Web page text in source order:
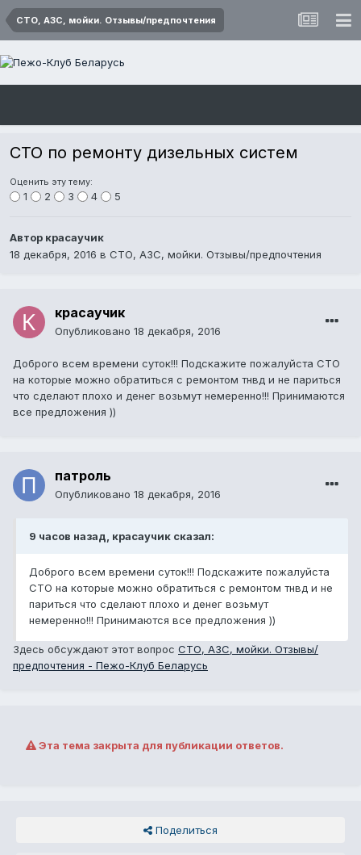
СТО, АЗС, мойки. Отзывы/предпочтения
СТО по ремонту дизельных систем
Оценить эту тему:
1 2 3 4 5
Автор красаучик
18 декабря, 2016 в СТО, АЗС, мойки. Отзывы/предпочтения
красаучик
Опубликовано 18 декабря, 2016
Доброго всем времени суток!!! Подскажите пожалуйста СТО
на которые можно обратиться с ремонтом тнвд и не париться
что сделают плохо и денег возьмут немеренно!!! Принимаются
все предложения ))
патроль
Опубликовано 18 декабря, 2016
9 часов назад, красаучик сказал:
Доброго всем времени суток!!! Подскажите пожалуйста
СТО на которые можно обратиться с ремонтом тнвд и не
париться что сделают плохо и денег возьмут
немеренно!!! Принимаются все предложения ))
Здесь обсуждают этот вопрос СТО, АЗС, мойки. Отзывы/
предпочтения - Пежо-Клуб Беларусь
Эта тема закрыта для публикации ответов.
Поделиться